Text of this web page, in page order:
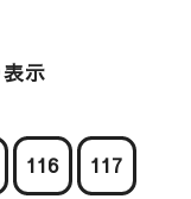
示
116 117